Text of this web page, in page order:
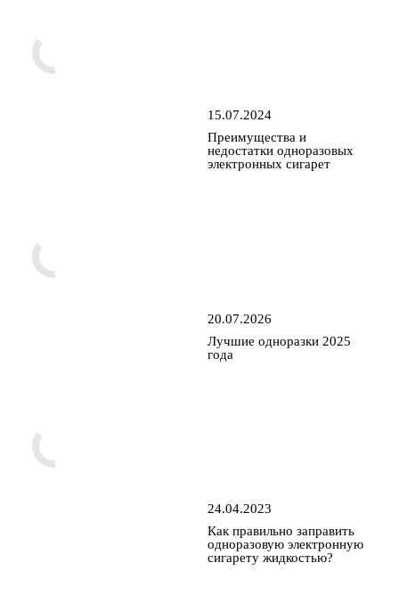
15.07.2024
Преимущества и
недостатки одноразовых
электронных сигарет
20.07.2026
Лучшие одноразки 2025
года
24.04.2023
Как правильно заправить
одноразовую электронную
сигарету жидкостью?